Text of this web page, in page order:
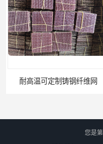
铸造用挡渣棉可定制耐高温
您是第